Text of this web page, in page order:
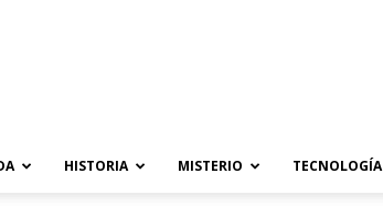
HISTORIA MISTERIO TECNOLOGÍA